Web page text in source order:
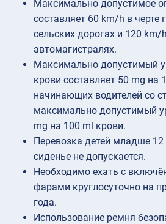
Максимально допустимое
составляет 60 km/h в черте
сельских дорогах и 120 km/
автомагистралях.
Максимально допустимый
крови составляет 50 mg на
начинающих водителей со
максимально допустимый
mg на 100 ml крови.
Перевозка детей младше 12
сиденье не допускается.
Необходимо ехать с
фарами круглосуточно на
года.
Использование ремня